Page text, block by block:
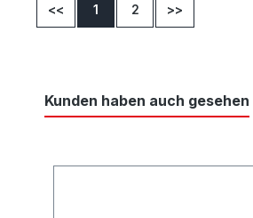
<< 1 2 >>
Kunden haben auch gesehen